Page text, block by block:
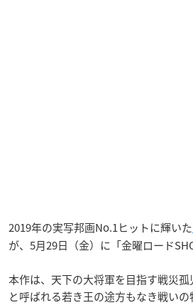
2019年の実写邦画No.1ヒットに輝いた
が、5月29日（金）に「金曜ロード
本作は、天下の大将軍を目指す戦災
と呼ばれる若き王の途方もなき戦いの